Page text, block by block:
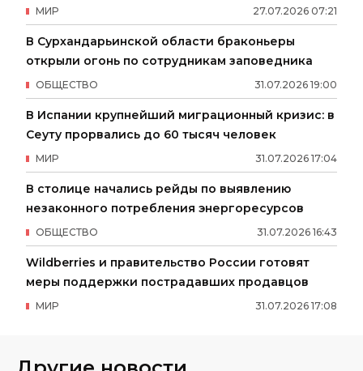
27.07.2026 07:21
МИР
В Сурхандарьинской области браконьеры
открыли огонь по сотрудникам заповедника
31.07.2026 19:00
ОБЩЕСТВО
В Испании крупнейший миграционный кризис: в
Сеуту прорвались до 60 тысяч человек
31.07.2026 17:04
МИР
В столице начались рейды по выявлению
незаконного потребления энергоресурсов
31.07.2026 16:43
ОБЩЕСТВО
Wildberries и правительство России готовят
меры поддержки пострадавших продавцов
31.07.2026 17:08
МИР